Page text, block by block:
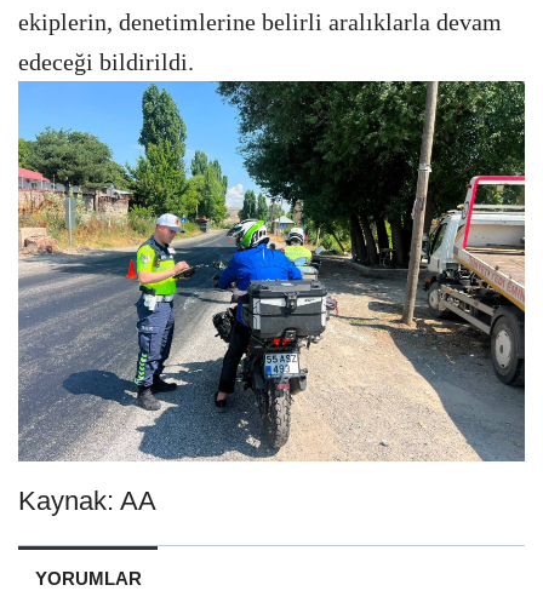
ekiplerin, denetimlerine belirli aralıklarla devam
edeceği bildirildi.
Kaynak: AA
YORUMLAR